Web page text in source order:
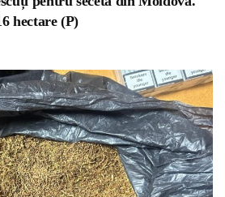
hectare (P)